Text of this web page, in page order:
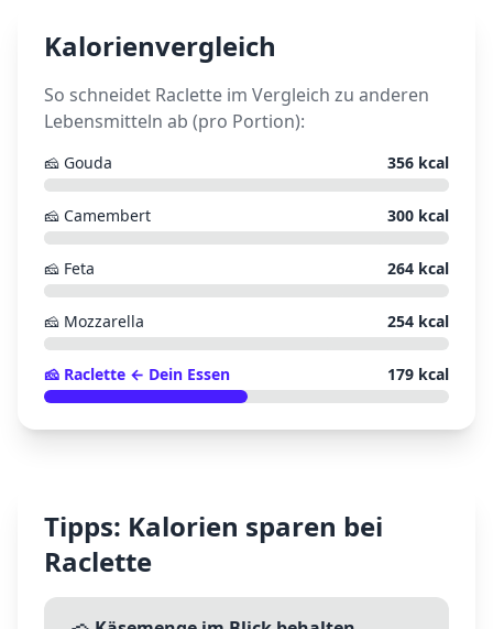
Kalorienvergleich
So schneidet Raclette im Vergleich zu anderen
Lebensmitteln ab (pro Portion):
🧀 Gouda 356 kcal
🧀 Camembert 300 kcal
🧀 Feta 264 kcal
🧀 Mozzarella 254 kcal
🧀 Raclette ← Dein Essen 179 kcal
Tipps: Kalorien sparen bei
Raclette